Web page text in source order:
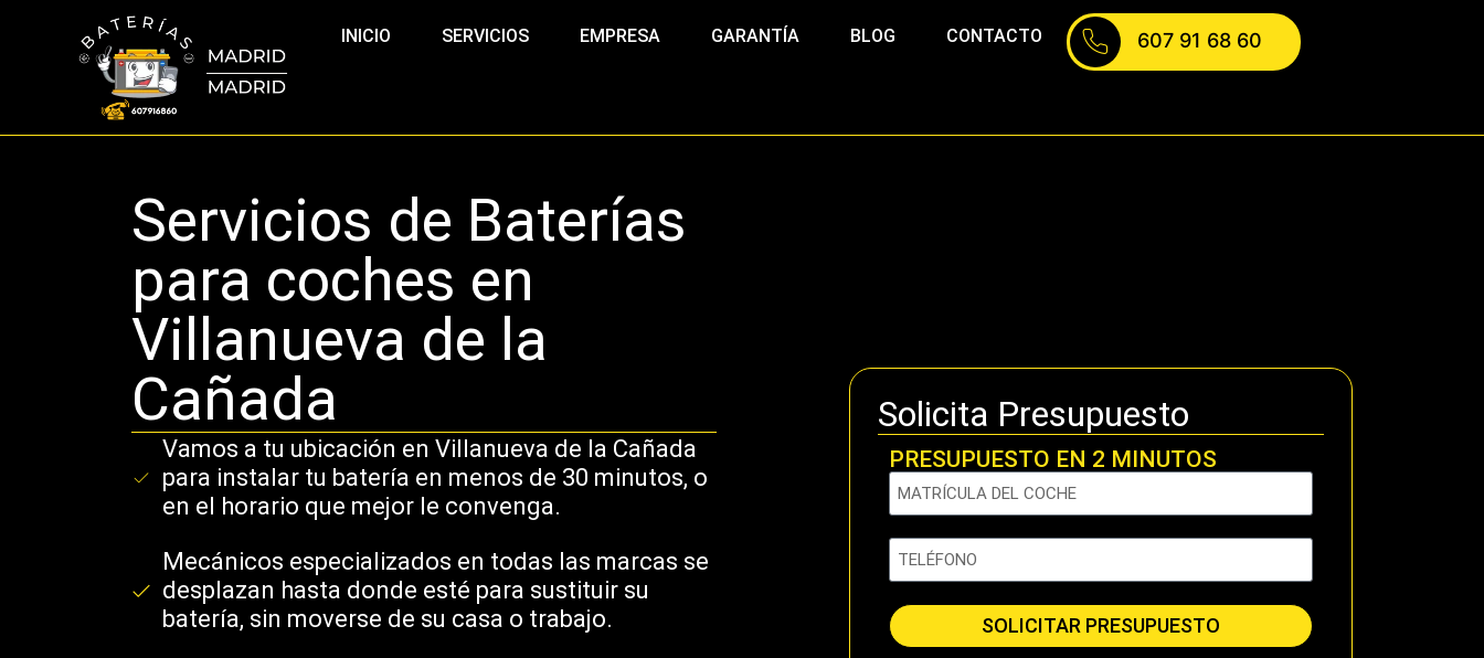
INICIO SERVICIOS EMPRESA GARANTÍA BLOG CONTACTO 607 91 68 60
Servicios de Baterías
para coches en
Villanueva de la
Cañada
Vamos a tu ubicación en Villanueva de la Cañada
para instalar tu batería en menos de 30 minutos, o
en el horario que mejor le convenga.
Mecánicos especializados en todas las marcas se
desplazan hasta donde esté para sustituir su
batería, sin moverse de su casa o trabajo.
Solicita Presupuesto
PRESUPUESTO EN 2 MINUTOS
SOLICITAR PRESUPUESTO